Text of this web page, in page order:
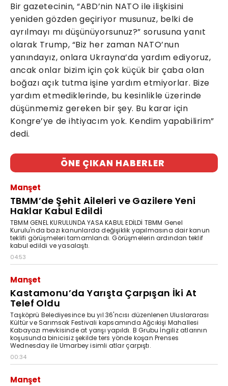
Bir gazetecinin, “ABD’nin NATO ile ilişkisini
yeniden gözden geçiriyor musunuz, belki de
ayrılmayı mı düşünüyorsunuz?” sorusuna yanıt
olarak Trump, “Biz her zaman NATO’nun
yanındayız, onlara Ukrayna’da yardım ediyoruz,
ancak onlar bizim için çok küçük bir çaba olan
boğazı açık tutma işine yardım etmiyorlar. Bize
yardım etmediklerinde, bu kesinlikle üzerinde
düşünmemiz gereken bir şey. Bu karar için
Kongre’ye de ihtiyacım yok. Kendim yapabilirim”
dedi.
ÖNE ÇIKAN HABERLER
Manşet
TBMM’de Şehit Aileleri ve Gazilere Yeni
Haklar Kabul Edildi
TBMM GENEL KURULUNDA YASA KABUL EDİLDİ TBMM Genel
Kurulu'nda bazı kanunlarda değişiklik yapılmasına dair kanun
teklifi görüşmeleri tamamlandı. Görüşmelerin ardından teklif
kabul edildi ve yasalaştı.
04:53
Manşet
Kastamonu’da Yarışta Çarpışan İki At
Telef Oldu
Taşköprü Belediyesince bu yıl 36'ncısı düzenlenen Uluslararası
Kültür ve Sarımsak Festivali kapsamında Ağcıkişi Mahallesi
Kabayazı mevkisinde at yarışı yapıldı. B Grubu İngiliz atlarının
koşusunda binicisiz şekilde ters yönde koşan Prenses
Wednesday ile Umarbey isimli atlar çarpıştı.
00:34
Manşet